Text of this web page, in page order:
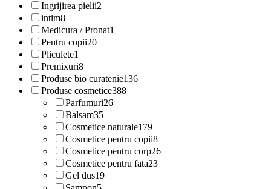
Ingrijirea pielii2
intim8
Medicura / Pronat1
Pentru copii20
Pliculete1
Premixuri8
Produse bio curatenie136
Produse cosmetice388
Parfumuri26
Balsam35
Cosmetice naturale179
Cosmetice pentru copii8
Cosmetice pentru corp26
Cosmetice pentru fata23
Gel dus19